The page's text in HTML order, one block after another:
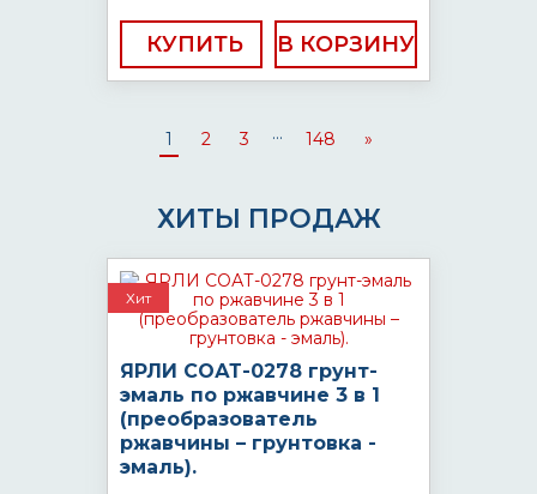
КУПИТЬ
1 2 3 ... 148 »
ХИТЫ ПРОДАЖ
Хит
ЯРЛИ СОАТ-0278 грунт-
эмаль по ржавчине 3 в 1
(преобразователь
ржавчины – грунтовка -
эмаль).